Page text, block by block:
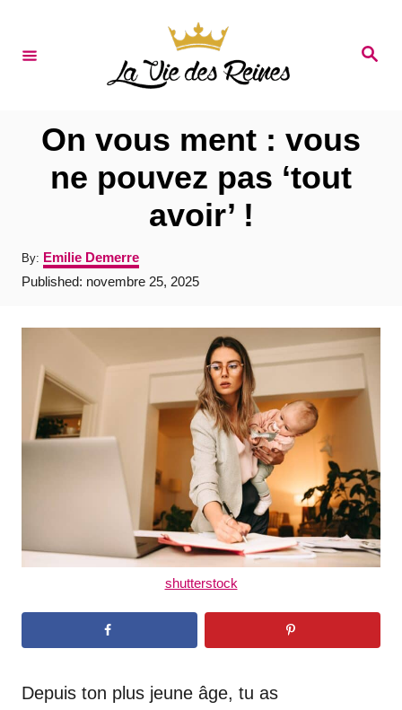
S
On vous ment : vous
ne pouvez pas ‘tout
avoir’ !
By: A
u
t
o
Emilie Demerre
P
Published: novembre 25, 2025
shutterstock
Depuis ton plus jeune âge, tu as